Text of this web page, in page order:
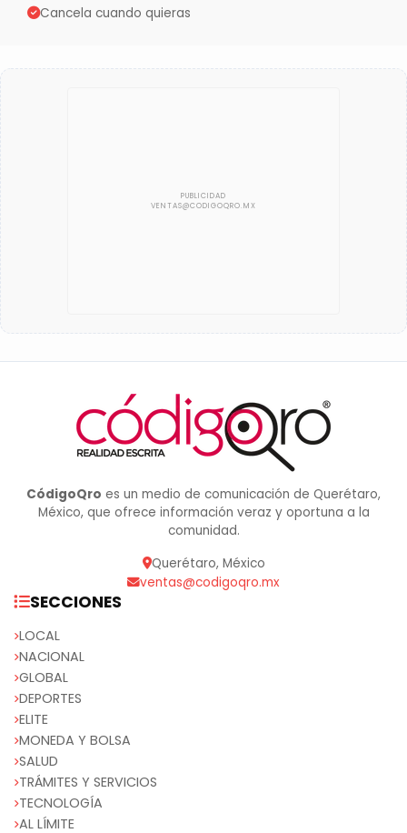
Cancela cuando quieras
CódigoQro es un medio de comunicación de Querétaro,
México, que ofrece información veraz y oportuna a la
comunidad.
Querétaro, México
ventas@codigoqro.mx
SECCIONES
LOCAL
NACIONAL
GLOBAL
DEPORTES
ELITE
MONEDA Y BOLSA
SALUD
TRÁMITES Y SERVICIOS
TECNOLOGÍA
AL LÍMITE